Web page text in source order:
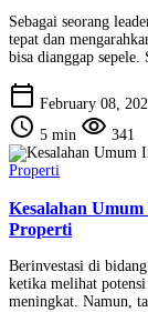
Sebagai seorang
tepat dan
bisa dianggap sepele.
calendar_today February 08,
schedule 5 min visibility 341
Properti
Kesalahan
Properti
Berinvestasi di
ketika melihat
meningkat. Namun,